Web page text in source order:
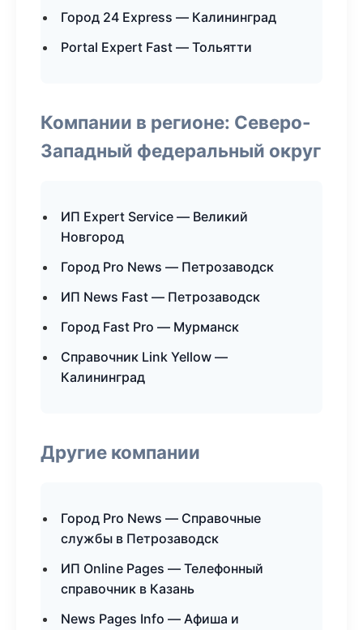
Город 24 Express — Калининград
Portal Expert Fast — Тольятти
Компании в регионе: Северо-
Западный федеральный округ
ИП Expert Service — Великий
Новгород
Город Pro News — Петрозаводск
ИП News Fast — Петрозаводск
Город Fast Pro — Мурманск
Справочник Link Yellow —
Калининград
Другие компании
Город Pro News — Справочные
службы в Петрозаводск
ИП Online Pages — Телефонный
справочник в Казань
News Pages Info — Афиша и